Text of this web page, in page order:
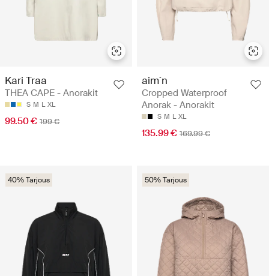
Kari Traa
THEA CAPE - Anorakit
S M L XL
99.50 € 199 €
aim´n
Cropped Waterproof
Anorak - Anorakit
S M L XL
135.99 € 169.99 €
40% Tarjous 50% Tarjous